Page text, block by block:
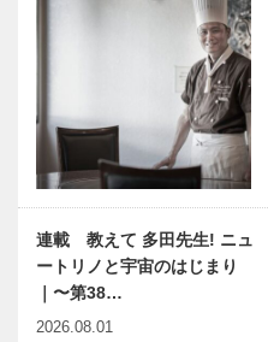
連載 教えて 多田先生! ニュ
ートリノと宇宙のはじまり
｜〜第38…
2026.08.01